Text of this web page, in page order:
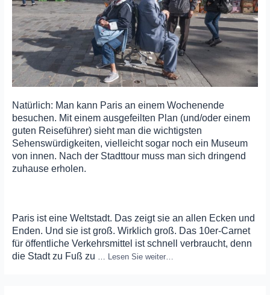
Natürlich: Man kann Paris an einem Wochenende
besuchen. Mit einem ausgefeilten Plan (und/oder einem
guten Reiseführer) sieht man die wichtigsten
Sehenswürdigkeiten, vielleicht sogar noch ein Museum
von innen. Nach der Stadttour muss man sich dringend
zuhause erholen.
Paris ist eine Weltstadt. Das zeigt sie an allen Ecken und
Enden. Und sie ist groß. Wirklich groß. Das 10er-Carnet
für öffentliche Verkehrsmittel ist schnell verbraucht, denn
die Stadt zu Fuß zu
Lesen Sie weiter…